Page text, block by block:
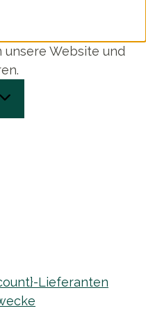
unsere Website und
Lieferanten